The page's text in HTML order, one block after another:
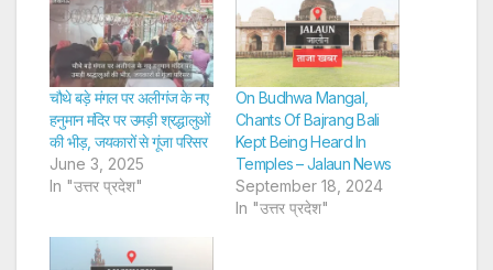
चौथे बड़े मंगल पर अलीगंज के नए
हनुमान मंदिर पर उमड़ी श्रद्धालुओं
की भीड़, जयकारों से गूंजा परिसर
June 3, 2025
In "उत्तर प्रदेश"
On Budhwa Mangal,
Chants Of Bajrang Bali
Kept Being Heard In
Temples – Jalaun News
September 18, 2024
In "उत्तर प्रदेश"